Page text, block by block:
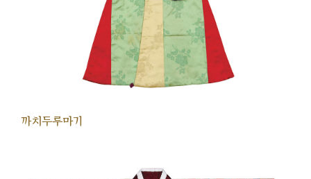
까치두루마기